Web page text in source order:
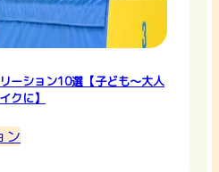
ーション10選【子ども〜大人
クに】
ン